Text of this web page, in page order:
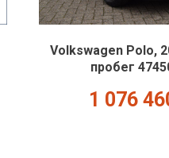
Volkswagen Polo,
пробег
1 076